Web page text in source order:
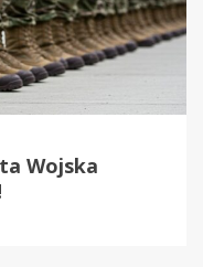
Wojska